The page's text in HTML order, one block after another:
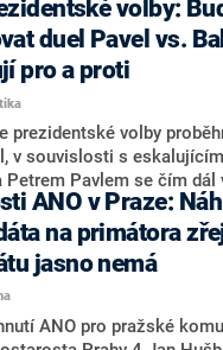
spravedlnosti ODS Eva
pro CNN Prima NEWS si
politického výkonu svého
ANO) či vládní
Malé (ANO).
prý byla ještě hodná.
porážce koalice
Česko Martina Kuby.
duel Pavel vs.
pro a proti
prezidentské volby
v souvislosti s
Petrem Pavlem se čím dál
by do bitvy o Hrad mohla
političtí
Andreje Babiše
že se v
opakovat souboj z roku
ANO v Praze:
na primátora
jasno nemá
ANO pro pražské